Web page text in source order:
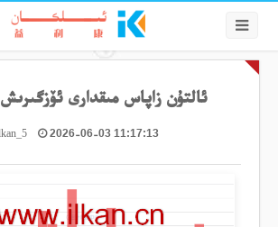
ئالتۇن زاپاس مىقدارى
2026-06-03 11:17:13